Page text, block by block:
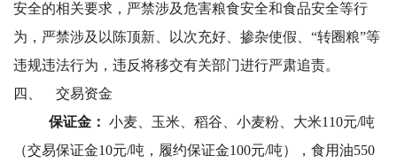
安全的相关要求，严禁涉及危害粮食安全和食品安全等行
为，严禁涉及以陈顶新、以次充好、掺杂使假、“转圈粮”等
违规违法行为，违反将移交有关部门进行严肃追责。
四、
交易资金
保证金： 小麦、玉米、稻谷、小麦粉、大米110元/吨
（交易保证金10元/吨，履约保证金100元/吨），食用油550